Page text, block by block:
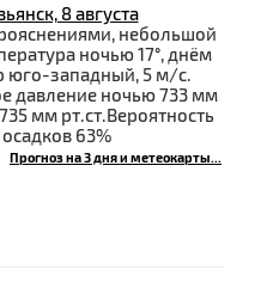
8 августа
небольшой
ночью 17°, днём
юго-западный, 5 м/с.
давление ночью 733 мм
мм рт.ст.Вероятность
осадков 63%
Прогноз на 3 дня и метеокарты...